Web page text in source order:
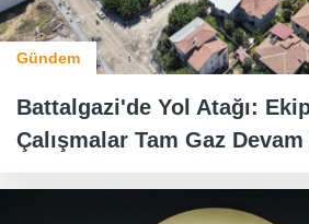
Gündem
Battalgazi'de Yol Atağı:
Çalışmalar Tam Gaz